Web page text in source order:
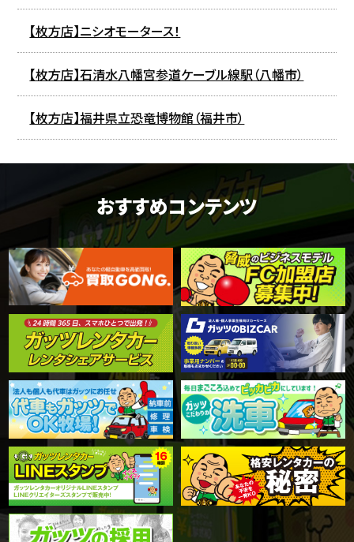
【枚方店】ニシオモータース！
【枚方店】石清水八幡宮参道ケーブル線駅（八幡市）
【枚方店】福井県立恐竜博物館（福井市）
おすすめコンテンツ